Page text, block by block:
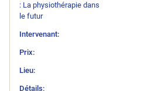
: La physiothérapie dans
le futur